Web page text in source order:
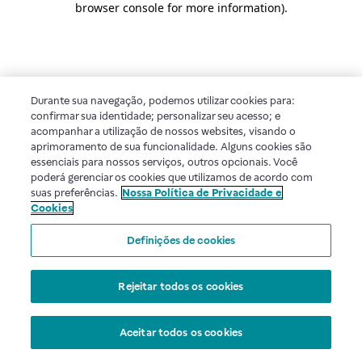
browser console for more information).
Durante sua navegação, podemos utilizar cookies para:
confirmar sua identidade; personalizar seu acesso; e
acompanhar a utilização de nossos websites, visando o
aprimoramento de sua funcionalidade. Alguns cookies são
essenciais para nossos serviços, outros opcionais. Você
poderá gerenciar os cookies que utilizamos de acordo com
suas preferências. Nossa Política de Privacidade e
Cookies
Definições de cookies
Rejeitar todos os cookies
Aceitar todos os cookies